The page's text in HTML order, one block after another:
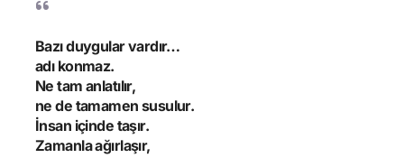
Bazı duygular vardır…
adı konmaz.
Ne tam anlatılır,
ne de tamamen susulur.
İnsan içinde taşır.
Zamanla ağırlaşır,